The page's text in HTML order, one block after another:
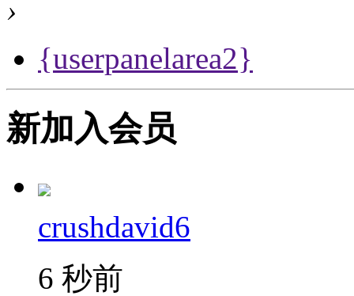
›
{userpanelarea2}
新加入会员
crushdavid6
6 秒前